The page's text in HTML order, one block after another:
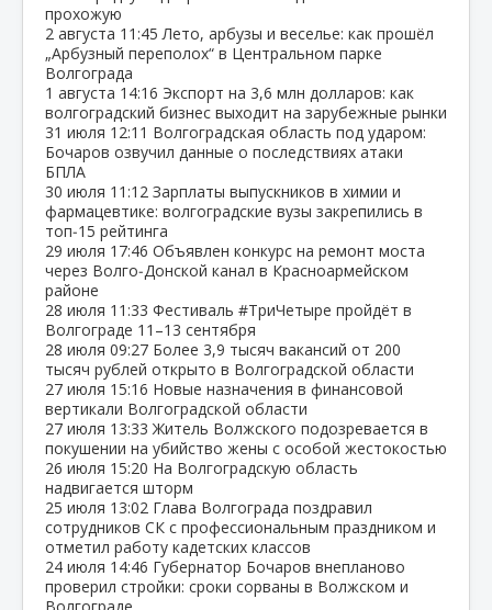
прохожую
2 августа 11:45 Лето, арбузы и веселье: как прошёл
„Арбузный переполох“ в Центральном парке
Волгограда
1 августа 14:16 Экспорт на 3,6 млн долларов: как
волгоградский бизнес выходит на зарубежные рынки
31 июля 12:11 Волгоградская область под ударом:
Бочаров озвучил данные о последствиях атаки
БПЛА
30 июля 11:12 Зарплаты выпускников в химии и
фармацевтике: волгоградские вузы закрепились в
топ‑15 рейтинга
29 июля 17:46 Объявлен конкурс на ремонт моста
через Волго‑Донской канал в Красноармейском
районе
28 июля 11:33 Фестиваль #ТриЧетыре пройдёт в
Волгограде 11–13 сентября
28 июля 09:27 Более 3,9 тысяч вакансий от 200
тысяч рублей открыто в Волгоградской области
27 июля 15:16 Новые назначения в финансовой
вертикали Волгоградской области
27 июля 13:33 Житель Волжского подозревается в
покушении на убийство жены с особой жестокостью
26 июля 15:20 На Волгоградскую область
надвигается шторм
25 июля 13:02 Глава Волгограда поздравил
сотрудников СК с профессиональным праздником и
отметил работу кадетских классов
24 июля 14:46 Губернатор Бочаров внепланово
проверил стройки: сроки сорваны в Волжском и